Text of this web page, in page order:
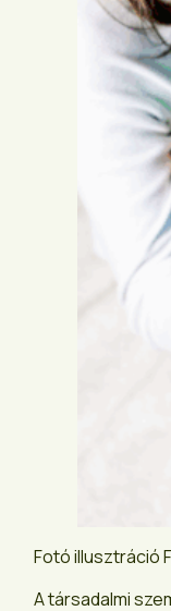
Fotó illusztráció
A társadalmi